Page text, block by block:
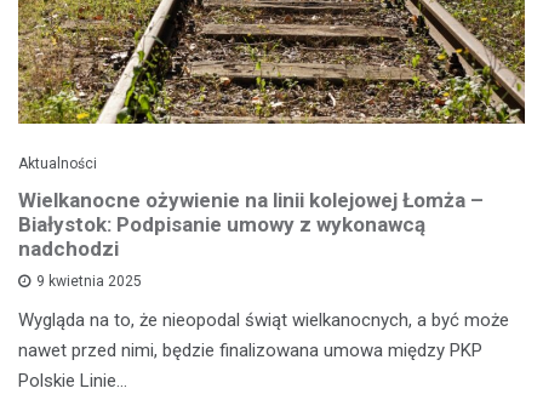
Aktualności
Wielkanocne ożywienie na linii kolejowej Łomża –
Białystok: Podpisanie umowy z wykonawcą
nadchodzi
9 kwietnia 2025
Wygląda na to, że nieopodal świąt wielkanocnych, a być może
nawet przed nimi, będzie finalizowana umowa między PKP
Polskie Linie…